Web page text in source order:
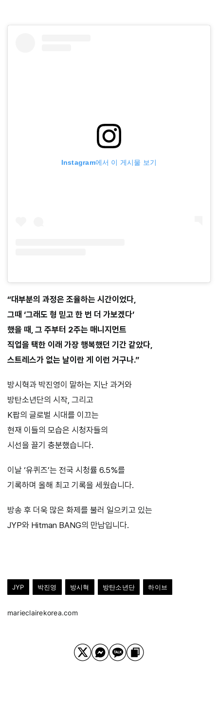
Instagram에서 이 게시물 보기
“대부분의 과정은 조율하는 시간이었다,
그때 ‘그래도 형 믿고 한 번 더 가보겠다’
했을 때, 그 주부터 2주는 매니지먼트
직업을 택한 이래 가장 행복했던 기간 같았다,
스트레스가 없는 날이란 게 이런 거구나.”
방시혁과 박진영이 말하는 지난 과거와
방탄소년단의 시작, 그리고
K팝의 글로벌 시대를 이끄는
현재 이들의 모습은 시청자들의
시선을 끌기 충분했습니다.
이날 ‘유퀴즈’는 전국 시청률 6.5%를
기록하며 올해 최고 기록을 세웠습니다.
방송 후 더욱 많은 화제를 불러 일으키고 있는
JYP와 Hitman BANG의 만남입니다.
JYP 박진영 방시혁 방탄소년단 하이브
marieclairekorea.com